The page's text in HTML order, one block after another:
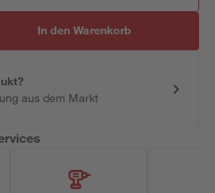
In den Warenkorb
aus dem Markt